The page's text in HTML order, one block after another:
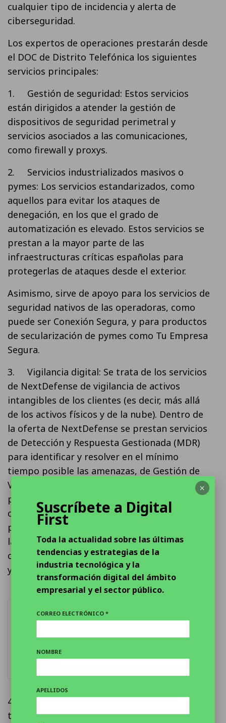
cualquier tipo de incidencia y alerta de
ciberseguridad.
Los expertos de operaciones prestarán desde
el DOC de Distrito Telefónica los siguientes
servicios principales:
1. Gestión de seguridad: Estos servicios
están dirigidos a atender la gestión de
dispositivos de seguridad perimetral y
servicios asociados a las comunicaciones,
como firewall y proxys.
2. Servicios industrializados masivos o
pymes: Los servicios estandarizados, como
aquellos para evitar los ataques de
denegación, en los que el grado de
automatización es elevado. Estos servicios se
prestan a la mayor parte de las
infraestructuras críticas españolas para
protegerlas de ataques desde el exterior.
Asimismo, sirve de apoyo para los servicios de
seguridad nativos de las operadoras, como
puede ser Conexión Segura, y para productos
de secularización de pymes como Tu Empresa
Segura.
3. Vigilancia digital: Se trata de los servicios
de NextDefense de vigilancia de activos
intangibles de los clientes (es decir, más allá
de los activos físicos y de la nube). Dentro de
la oferta de NextDefense se prestan servicios
de Detección y Respuesta Gestionada (MDR)
para identificar y resolver en el mínimo
tiempo posible las amenazas, de Gestión de
Vulnerabilidades basada en riesgo para
priorizar la resolución de las más críticas, así
como de Inteligencia de Amenazas con el
propósito de conocer mejor las intenciones y
las habilidades de los cibercriminales para ser
capaces de diseñar respuestas más completas
y anticiparse a los ataques.
NOTICIAS DESTACADAS
de la IA
4. Monitorización y gestión de endpoints: Se
trata de un servicio de generación de alertas
Suscríbete a Digital
First
Toda la actualidad sobre las últimas
tendencias y estrategias de la
industria tecnológica y la
transformación digital del ámbito
empresarial y el sector público.
CORREO ELECTRÓNICO *
NOMBRE
APELLIDOS
×